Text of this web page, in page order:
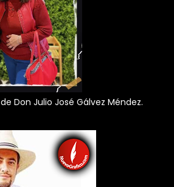
Don Julio José Gálvez Méndez.